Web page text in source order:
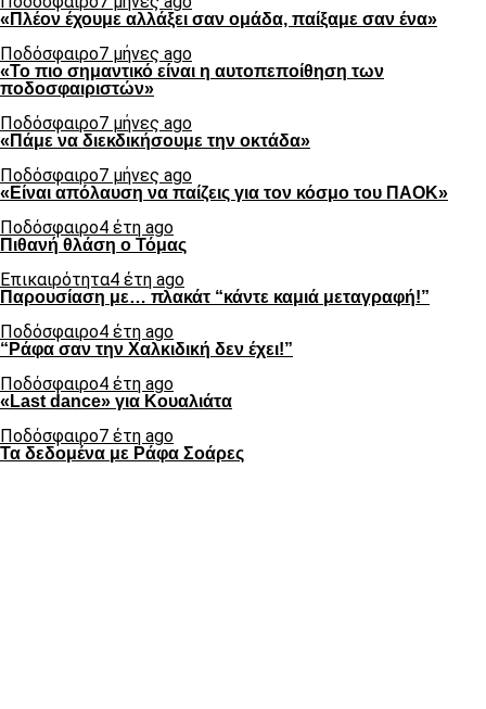
«Πλέον έχουμε αλλάξει σαν ομάδα, παίξαμε σαν ένα»
Ποδόσφαιρο7 μήνες ago
«Το πιο σημαντικό είναι η αυτοπεποίθηση των
ποδοσφαιριστών»
Ποδόσφαιρο7 μήνες ago
«Πάμε να διεκδικήσουμε την οκτάδα»
Ποδόσφαιρο7 μήνες ago
«Είναι απόλαυση να παίζεις για τον κόσμο του ΠΑΟΚ»
Ποδόσφαιρο4 έτη ago
Πιθανή θλάση ο Τόμας
Επικαιρότητα4 έτη ago
Παρουσίαση με… πλακάτ “κάντε καμιά μεταγραφή!”
Ποδόσφαιρο4 έτη ago
“Ράφα σαν την Χαλκιδική δεν έχει!”
Ποδόσφαιρο4 έτη ago
«Last dance» για Κουαλιάτα
Ποδόσφαιρο7 έτη ago
Τα δεδομένα με Ράφα Σοάρες